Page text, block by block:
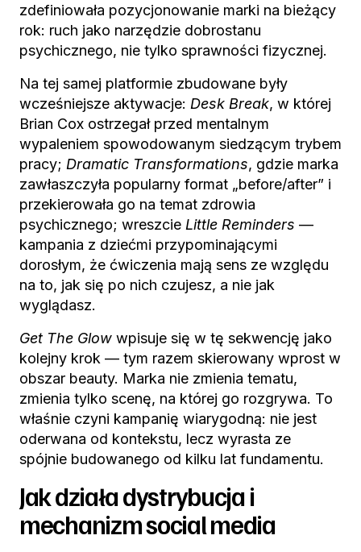
zdefiniowała pozycjonowanie marki na bieżący
rok: ruch jako narzędzie dobrostanu
psychicznego, nie tylko sprawności fizycznej.
Na tej samej platformie zbudowane były
wcześniejsze aktywacje: Desk Break, w której
Brian Cox ostrzegał przed mentalnym
wypaleniem spowodowanym siedzącym trybem
pracy; Dramatic Transformations, gdzie marka
zawłaszczyła popularny format „before/after” i
przekierowała go na temat zdrowia
psychicznego; wreszcie Little Reminders —
kampania z dziećmi przypominającymi
dorosłym, że ćwiczenia mają sens ze względu
na to, jak się po nich czujesz, a nie jak
wyglądasz.
Get The Glow wpisuje się w tę sekwencję jako
kolejny krok — tym razem skierowany wprost w
obszar beauty. Marka nie zmienia tematu,
zmienia tylko scenę, na której go rozgrywa. To
właśnie czyni kampanię wiarygodną: nie jest
oderwana od kontekstu, lecz wyrasta ze
spójnie budowanego od kilku lat fundamentu.
Jak działa dystrybucja i
mechanizm social media